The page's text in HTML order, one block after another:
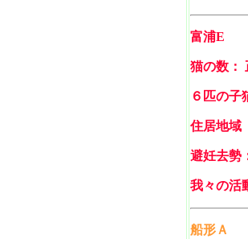
富浦E
猫の数：
６匹の子
住居地域
避妊去勢
我々の活
船形Ａ